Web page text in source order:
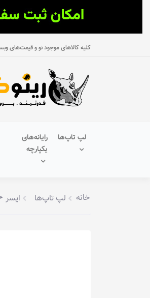
کلیه کالاهای موجود نو و قیمت‌های
لپ تاپ‌ها
رایانه‌های
یکپارچه
خانه لپ تاپ‌ها ایسر ‣ ACER